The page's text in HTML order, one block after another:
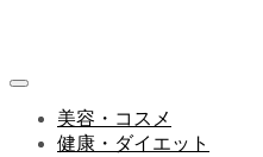
美容・コスメ
健康・ダイエット